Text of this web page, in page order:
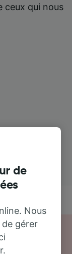
ceux qui nous
en train
de
Nous
gérer